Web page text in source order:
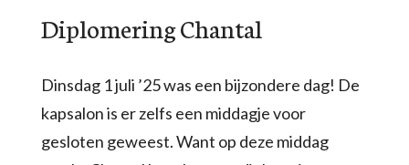
Diplomering Chantal
Dinsdag 1 juli ’25 was een bijzondere dag! De
kapsalon is er zelfs een middagje voor
gesloten geweest. Want op deze middag